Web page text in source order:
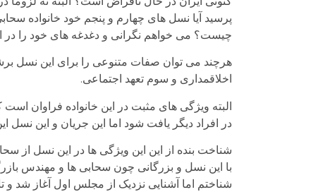
پرسید آیا نسل های چهارم و پنجم خود خانواده
چیست؟ می خواهم نگرانی و دغدغه های خود را در
هرچند می توان صفات متنوعی را برای این نسل
اخلاقمداری و سوم تعهد اجتماعی.
البته ویژگی های مثبت در این خانواده فراوان
در افراد دیگر یافت شود اما این جریان و این نسل
شناخت بنده از این این ویژگی ها در این نسل از
با این نسل و بزرگانی چون سحابی ها و مهندس
شناختم اما آشنایی نزدیک از مجلس اول آغاز شد و